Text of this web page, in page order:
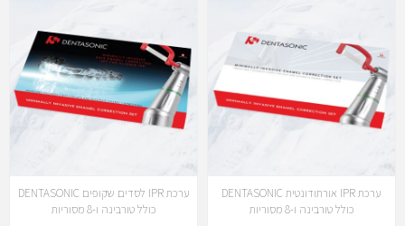
ערכת IPR אורתודונטית DENTASONIC
כולל טורבינה ו-8 מסוריות
ערכת IPR לסדים שקופים DENTASONIC
כולל טורבינה ו-8 מסוריות